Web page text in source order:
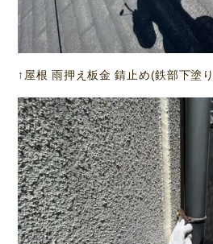
↑屋根 雨押え板金 錆止め(鉄部下塗